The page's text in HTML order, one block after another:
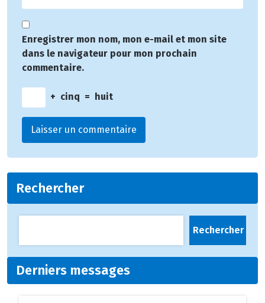
Enregistrer mon nom, mon e-mail et mon site
dans le navigateur pour mon prochain
commentaire.
+ cinq = huit
Rechercher
Rechercher
Derniers messages